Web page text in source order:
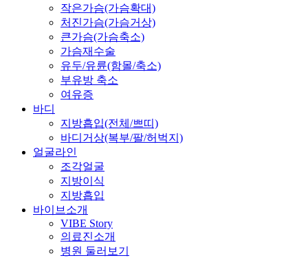
작은가슴(가슴확대)
처진가슴(가슴거상)
큰가슴(가슴축소)
가슴재수술
유두/유륜(함몰/축소)
부유방 축소
여유증
바디
지방흡입(전체/쁘띠)
바디거상(복부/팔/허벅지)
얼굴라인
조각얼굴
지방이식
지방흡입
바이브소개
VIBE Story
의료진소개
병원 둘러보기